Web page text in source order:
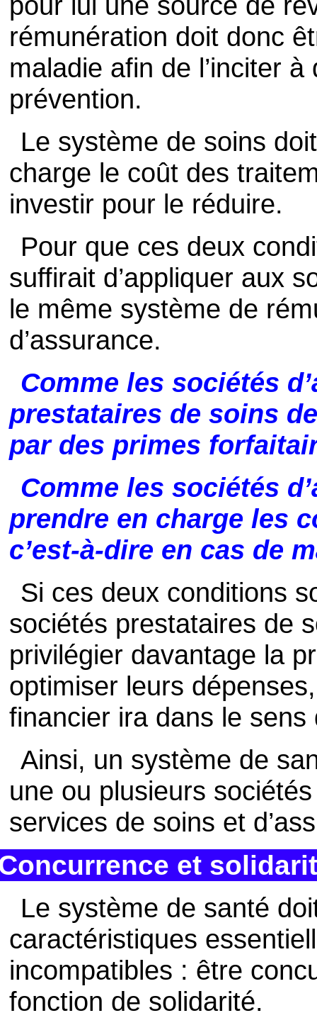
rémunération doit donc
maladie afin de l’inciter
prévention.
Le système de soins
charge le coût des
investir pour le réduire.
Pour que ces deux
suffirait d’appliquer aux
le même système de
d’assurance.
Comme les sociétés
prestataires de soins
par des primes
Comme les sociétés
prendre en charge les
c’est-à-dire en cas de
Si ces deux conditions
sociétés prestataires de
privilégier davantage la
optimiser leurs
financier ira dans le
Ainsi, un système de
une ou plusieurs
services de soins et
et
Le système de santé
caractéristiques
incompatibles : être
fonction de solidarité.